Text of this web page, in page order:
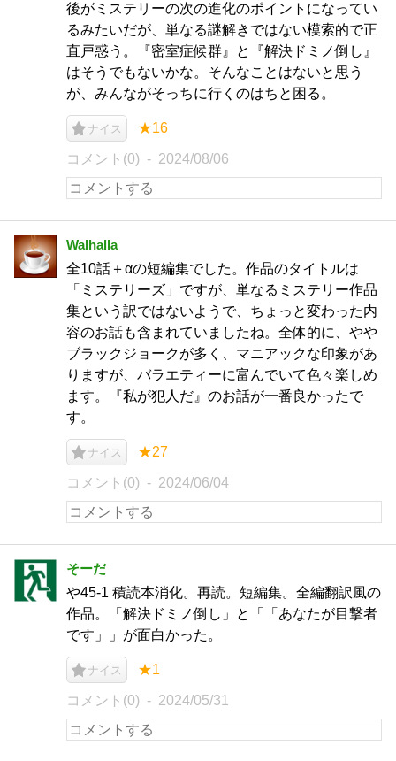
後がミステリーの次の進化のポイントになってい
るみたいだが、単なる謎解きではない模索的で正
直戸惑う。『密室症候群』と『解決ドミノ倒し』
はそうでもないかな。そんなことはないと思う
が、みんながそっちに行くのはちと困る。
ナイス ★16
コメント(0) 2024/08/06
Walhalla
全10話＋αの短編集でした。作品のタイトルは
「ミステリーズ」ですが、単なるミステリー作品
集という訳ではないようで、ちょっと変わった内
容のお話も含まれていましたね。全体的に、やや
ブラックジョークが多く、マニアックな印象があ
りますが、バラエティーに富んでいて色々楽しめ
ます。『私が犯人だ』のお話が一番良かったで
す。
ナイス ★27
コメント(0) 2024/06/04
そーだ
や45-1 積読本消化。再読。短編集。全編翻訳風の
作品。「解決ドミノ倒し」と「「あなたが目撃者
です」」が面白かった。
ナイス ★1
コメント(0) 2024/05/31